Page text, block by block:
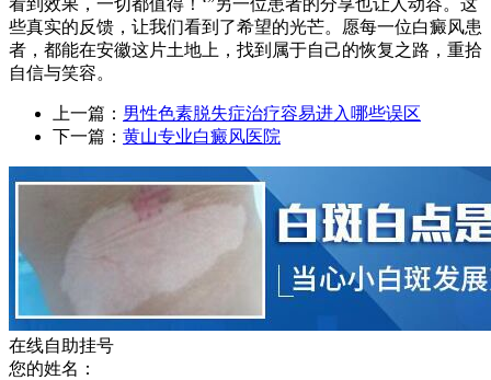
些真实的反馈，让我们看到了希望的光芒。愿每一位白癜风患
者，都能在安徽这片土地上，找到属于自己的恢复之路，重拾
自信与笑容。
上一篇： 男性色素脱失症治疗容易进入哪些误区
下一篇： 黄山专业白癜风医院
在线自助挂号
您的姓名：